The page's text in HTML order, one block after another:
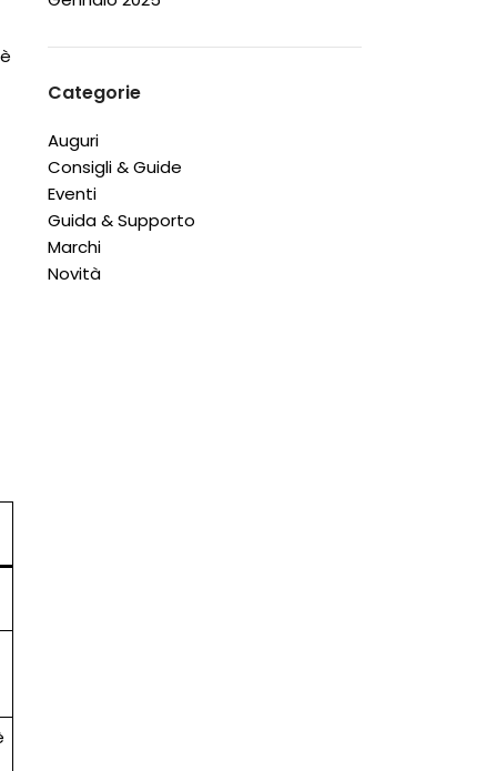
Categorie
Auguri
Consigli & Guide
Eventi
Guida & Supporto
Marchi
Novità